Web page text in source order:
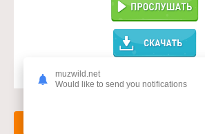
Доступ к музыкальному
muzwild.net
Would like to send you notifications